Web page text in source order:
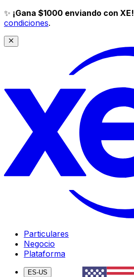
✨ ¡Gana $1000 enviando con XE!
condiciones.
Particulares
Negocio
Plataforma
ES-US